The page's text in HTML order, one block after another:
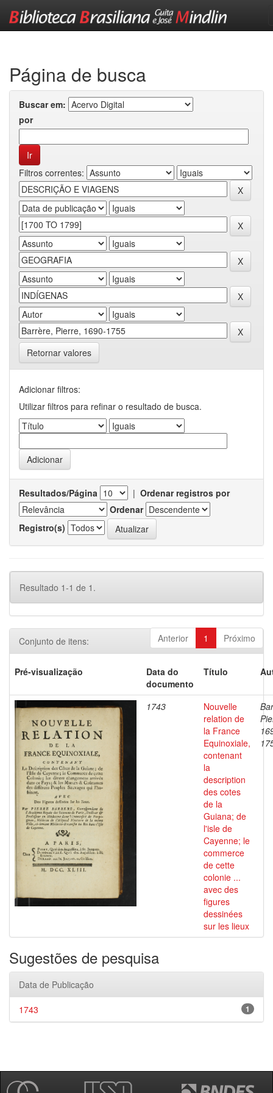
Página de busca
Buscar em:
por
Filtros correntes:
Retornar valores
Adicionar filtros:
Utilizar filtros para refinar o resultado de busca.
Resultados/Página | Ordenar registros por
Ordenar
Registro(s)
Resultado 1-1 de 1.
Anterior 1 Próximo
Conjunto de itens:
Pré-visualização
Data do
documento
Título
1743
Nouvelle
relation de
la France
Equinoxiale,
contenant
la
description
des cotes
de la
Guiana; de
l'isle de
Cayenne; le
commerce
de cette
colonie ...
avec des
figures
dessinées
sur les lieux
Sugestões de pesquisa
Data de Publicação
1
1743